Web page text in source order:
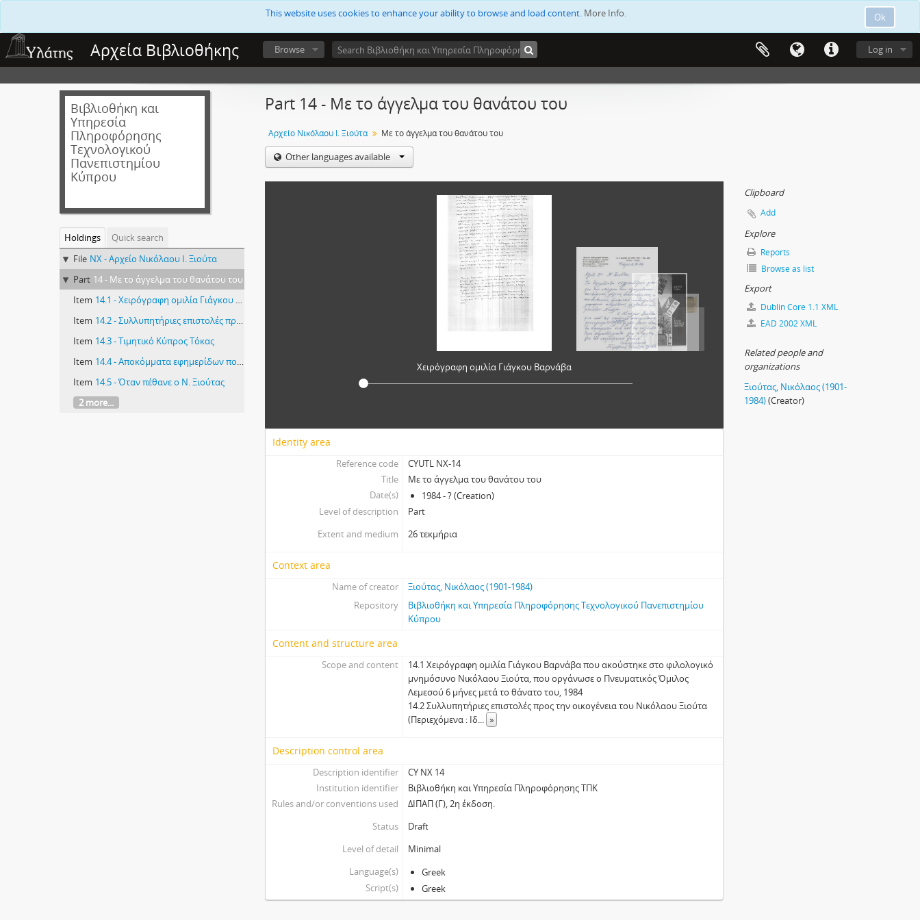
Ok
This website uses cookies to enhance your ability to browse and load content. More Info.
Αρχεία Βιβλιοθήκης Log in
Browse
Βιβλιοθήκη και
Υπηρεσία
Πληροφόρησης
Τεχνολογικού
Πανεπιστημίου
Κύπρου
Holdings
Quick search
File NX - Αρχείο Νικόλαου Ι. Ξιούτα
Part 14 - Με το άγγελμα του θανάτου του
Item 14.1 - Χειρόγραφη ομιλία Γιάγκου Βαρνάβα
Item 14.2 - Συλλυπητήριες επιστολές προς την οικογένεια του Νικόλαου Ξιούτα
Item 14.3 - Τιμητικό Κύπρος Τόκας
Item 14.4 - Αποκόμματα εφημερίδων που δημοσιεύτηκαν για το κ. Ξιούτα
Item 14.5 - Όταν πέθανε ο Ν. Ξιούτας
2 more...
Part 14 - Με το άγγελμα του θανάτου του
Αρχείο Νικόλαου Ι. Ξιούτα Με το άγγελμα του θανάτου του
Other languages available
Χειρόγραφη ομιλία Γιάγκου Βαρνάβα
Identity area
Reference code
CYUTL NX-14
Title
Με το άγγελμα του θανάτου του
Date(s)
1984 - ? (Creation)
Level of description
Part
Extent and medium
26 τεκμήρια
Context area
Name of creator
Ξιούτας, Νικόλαος (1901-1984)
Repository
Βιβλιοθήκη και Υπηρεσία Πληροφόρησης Τεχνολογικού Πανεπιστημίου
Κύπρου
Content and structure area
Scope and content
14.1 Χειρόγραφη ομιλία Γιάγκου Βαρνάβα που ακούστηκε στο φιλολογικό
μνημόσυνο Νικόλαου Ξιούτα, που οργάνωσε ο Πνευματικός Όμιλος
Λεμεσού 6 μήνες μετά το θάνατο του, 1984
14.2 Συλλυπητήριες επιστολές προς την οικογένεια του Νικόλαου Ξιούτα
(Περιεχόμενα : Ιδ... »
Description control area
Description identifier
CY NX 14
Institution identifier
Βιβλιοθήκη και Υπηρεσία Πληροφόρησης ΤΠΚ
Rules and/or conventions used
ΔΙΠΑΠ (Γ), 2η έκδοση.
Status
Draft
Level of detail
Minimal
Language(s)
Greek
Script(s)
Greek
Clipboard
Add
Explore
Reports
Browse as list
Export
Dublin Core 1.1 XML
EAD 2002 XML
Related people and
organizations
Ξιούτας, Νικόλαος (1901-
1984)(Creator)